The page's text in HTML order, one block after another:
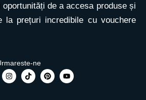
de a accesa produse și
la prețuri incredibile cu vouchere